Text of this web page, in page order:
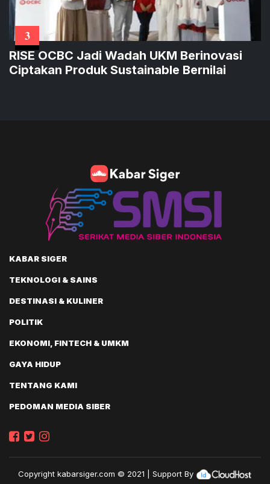
3
RISE OCBC Jadi Wadah UKM Berinovasi
Ciptakan Produk Sustainable Bernilai
KABAR SIGER
TEKNOLOGI & SAINS
DESTINASI & KULINER
POLITIK
EKONOMI, FINTECH & UMKM
GAYA HIDUP
TENTANG KAMI
PEDOMAN MEDIA SIBER
Copyright kabarsiger.com © 2021 | Support By